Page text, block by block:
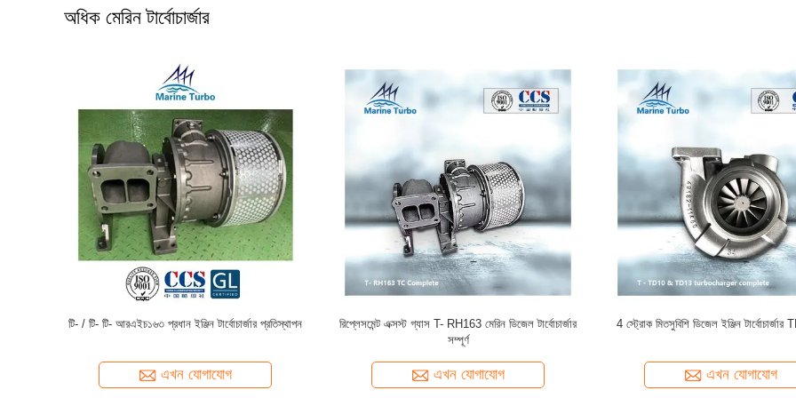
অধিক মেরিন টার্বোচার্জার
T- RH133 অ্যালুমিনিয়াম কম্প্রেসার কেসিং মেরিন টার্বোচার্জার
এখন যোগাযোগ
T - / T- T- RH133 মেরিন টার্বোচার্জার TC স্বয়ংচালিত এবং
শিল্প ইঞ্জিনে সম্পূর্ণ
এখন যোগাযোগ
উচ্চ চাপের অনুপাত 5.0 সামুদ্রিক টার্বোচার্জার তেল
এখন যোগাযোগ